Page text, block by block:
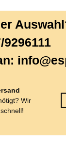
Wir